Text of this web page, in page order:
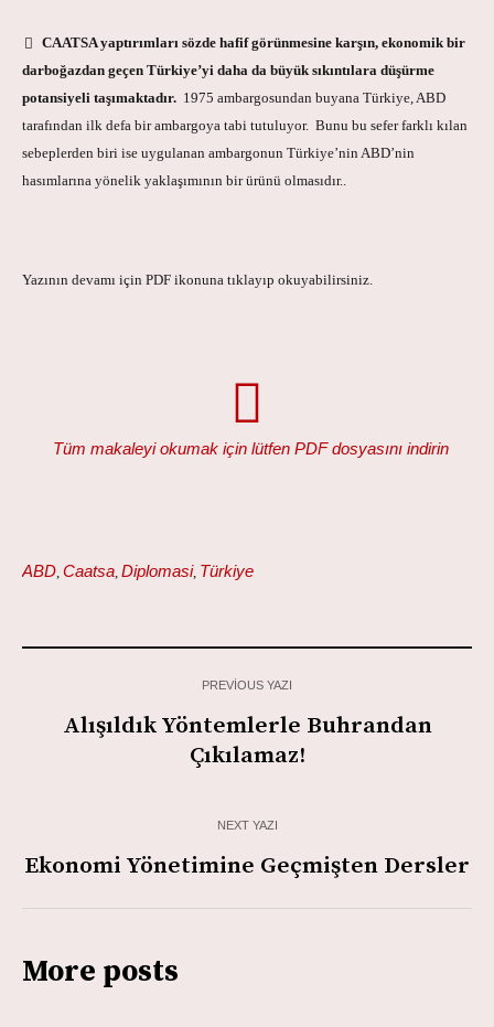
CAATSA yaptırımları sözde hafif görünmesine karşın, ekonomik bir
darboğazdan geçen Türkiye’yi daha da büyük sıkıntılara düşürme
potansiyeli taşımaktadır.1975 ambargosundan buyana Türkiye, ABD
tarafından ilk defa bir ambargoya tabi tutuluyor. Bunu bu sefer farklı kılan
sebeplerden biri ise uygulanan ambargonun Türkiye’nin ABD’nin
hasımlarına yönelik yaklaşımının bir ürünü olmasıdır..
Yazının devamı için PDF ikonuna tıklayıp okuyabilirsiniz.
Tüm makaleyi okumak için lütfen PDF dosyasını indirin
ABD Caatsa Diplomasi, Türkiye
PREVIOUS YAZI
Alışıldık Yöntemlerle Buhrandan
Çıkılamaz!
NEXT YAZI
Ekonomi Yönetimine Geçmişten Dersler
More posts